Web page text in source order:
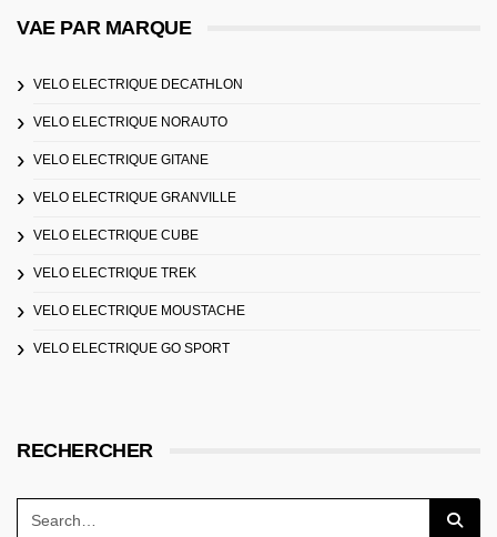
VAE PAR MARQUE
VELO ELECTRIQUE DECATHLON
VELO ELECTRIQUE NORAUTO
VELO ELECTRIQUE GITANE
VELO ELECTRIQUE GRANVILLE
VELO ELECTRIQUE CUBE
VELO ELECTRIQUE TREK
VELO ELECTRIQUE MOUSTACHE
VELO ELECTRIQUE GO SPORT
RECHERCHER